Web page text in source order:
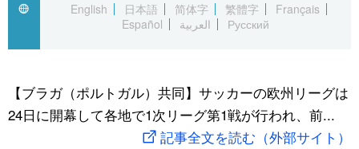
Русский
国際
文化
アーカイブ
Japan Data
動画/Live
スポーツ・東京2020
English
日本語 简体字 繁體字
Français
Español
العربية Русский
【ブラガ（ポルトガル）共同】サッカーの欧州リーグは
24日に開幕して各地で1次リーグ第1戦が行われ、前...
記事全文を読む（外部サイト）